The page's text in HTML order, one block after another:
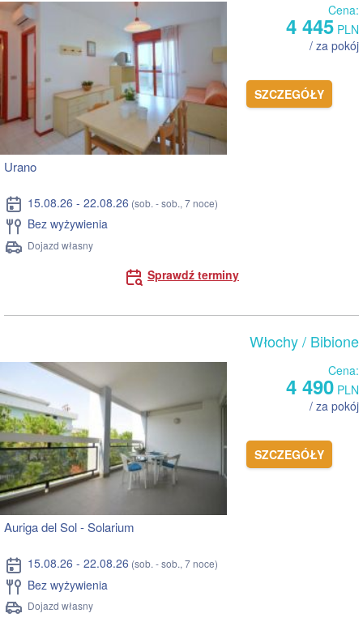
Cena:
4 445 PLN
/ za pokój
SZCZEGÓŁY
Urano
15.08.26 - 22.08.26 (sob. - sob., 7 noce)
Bez wyżywienia
Dojazd własny
Sprawdź terminy
Włochy/ Bibione
Cena:
4 490 PLN
/ za pokój
SZCZEGÓŁY
Auriga del Sol - Solarium
15.08.26 - 22.08.26 (sob. - sob., 7 noce)
Bez wyżywienia
Dojazd własny